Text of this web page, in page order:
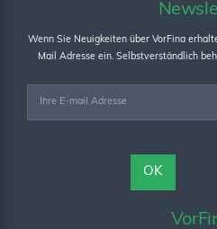
Wenn Sie Neuigkeiten über VorFina
Mail Adresse ein. Selbstverständlich